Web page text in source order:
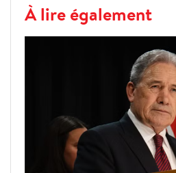
À lire également